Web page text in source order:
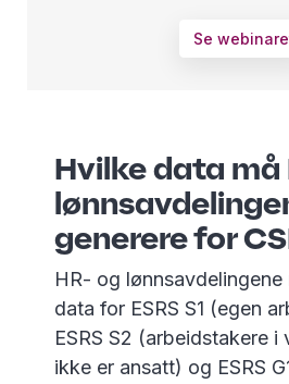
Se
Hvilke data må
generere for
HR- og lønnsavdelingene
data for ESRS S1 (egen
ESRS S2 (arbeidstakere i
ikke er ansatt) og ESRS